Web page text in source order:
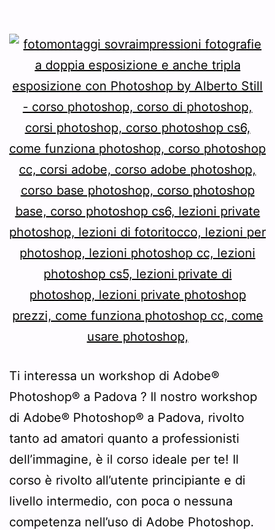
Ti interessa un workshop di Adobe®
Photoshop® a Padova ? Il nostro workshop
di Adobe® Photoshop® a Padova, rivolto
tanto ad amatori quanto a professionisti
dell’immagine, è il corso ideale per te! Il
corso è rivolto all’utente principiante e di
livello intermedio, con poca o nessuna
competenza nell’uso di Adobe Photoshop.